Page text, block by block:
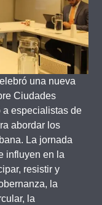
una nueva
Ciudades
a especialistas de
abordar los
La jornada
influyen en la
resistir y
la
la